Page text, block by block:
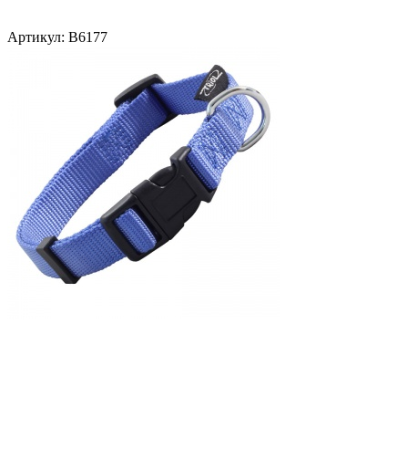
Артикул: В6177